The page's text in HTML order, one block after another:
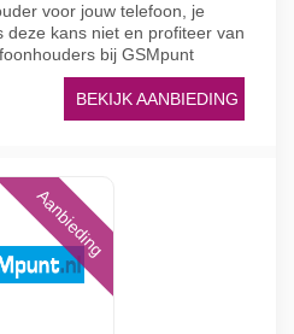
voor jouw telefoon, je
deze kans niet en profiteer van
bij GSMpunt
BEKIJK AANBIEDING
Aanbieding